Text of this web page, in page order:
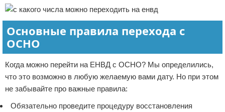
Основные правила перехода с
ОСНО
Когда можно перейти на ЕНВД с ОСНО? Мы определились,
что это возможно в любую желаемую вами дату. Но при этом
не забывайте про важные правила:
Обязательно проведите процедуру восстановления